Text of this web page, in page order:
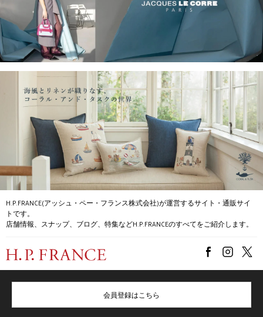
H.P.FRANCE(アッシュ・ペー・フランス株式会社)が運営するサイト・通販サイ
トです。
店舗情報、スナップ、ブログ、特集などH.P.FRANCEのすべてをご紹介します。
会員登録はこちら